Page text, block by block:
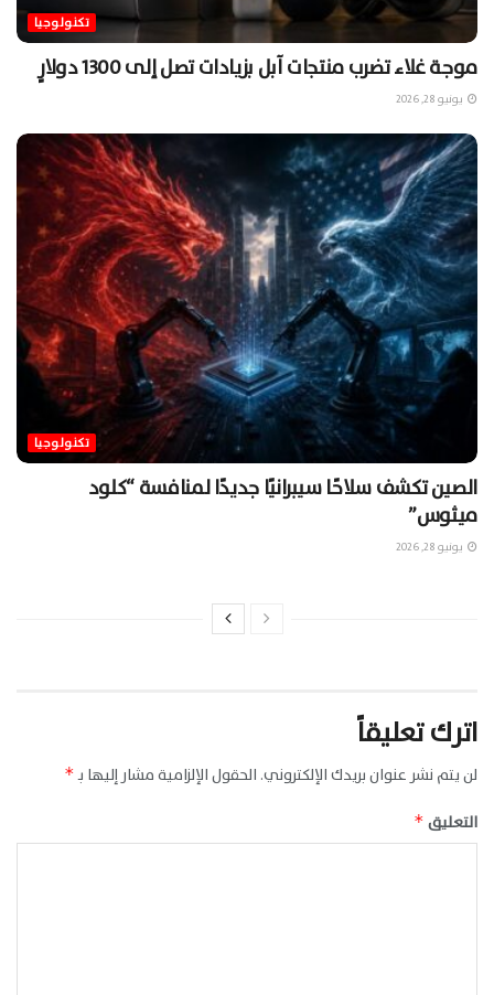
تكنولوجيا
موجة غلاء تضرب منتجات آبل بزيادات تصل إلى 1300 دولارٍ
يونيو 28, 2026
تكنولوجيا
الصين تكشف سلاحًا سيبرانيًا جديدًا لمنافسة “كلود
ميثوس”
يونيو 28, 2026
اترك تعليقاً
لن يتم نشر عنوان بريدك الإلكتروني. الحقول الإلزامية مشار إليها بـ*
التعليق *